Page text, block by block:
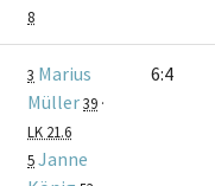
8
3 Marius
Müller39 ·
LK 21.6
5Janne
6:4